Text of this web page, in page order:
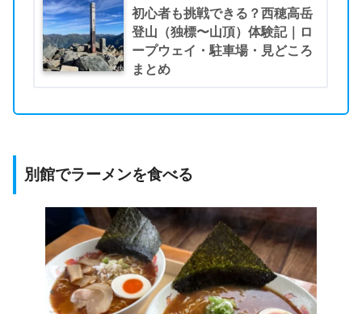
初心者も挑戦できる？西穂高岳
登山（独標〜山頂）体験記｜ロ
ープウェイ・駐車場・見どころ
まとめ
別館でラーメンを食べる